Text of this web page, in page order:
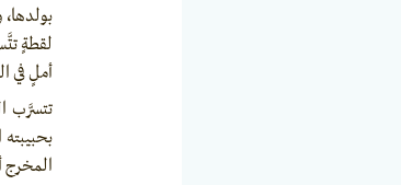
لقطةٍ
أملٍ في
تتسرَّب
المخرج